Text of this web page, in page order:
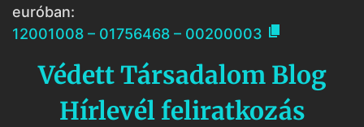
euróban:
12001008 – 01756468 – 00200003 
Védett Társadalom Blog
Hírlevél feliratkozás